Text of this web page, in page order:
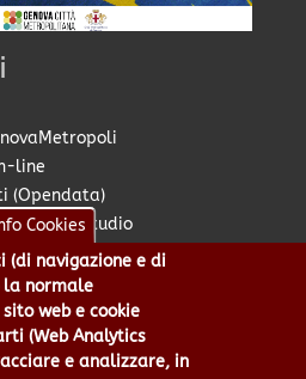
line
(Opendata)
allo Studio
Metropolitano
Appaltante
istanze online
Cookies
(di navigazione e di
la normale
web e cookie
(Web Analytics
e analizzare, in